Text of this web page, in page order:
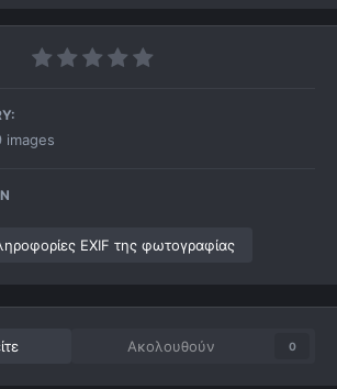
images
EXIF της φωτογραφίας
Ακολουθούν 0